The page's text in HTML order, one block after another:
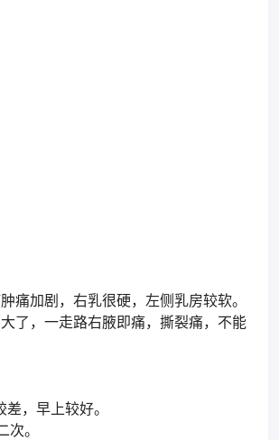
痛加剧，右乳很硬，左侧乳房较软。
了，一走路右腋即痛，撕裂痛，不能
，早上较好。
。